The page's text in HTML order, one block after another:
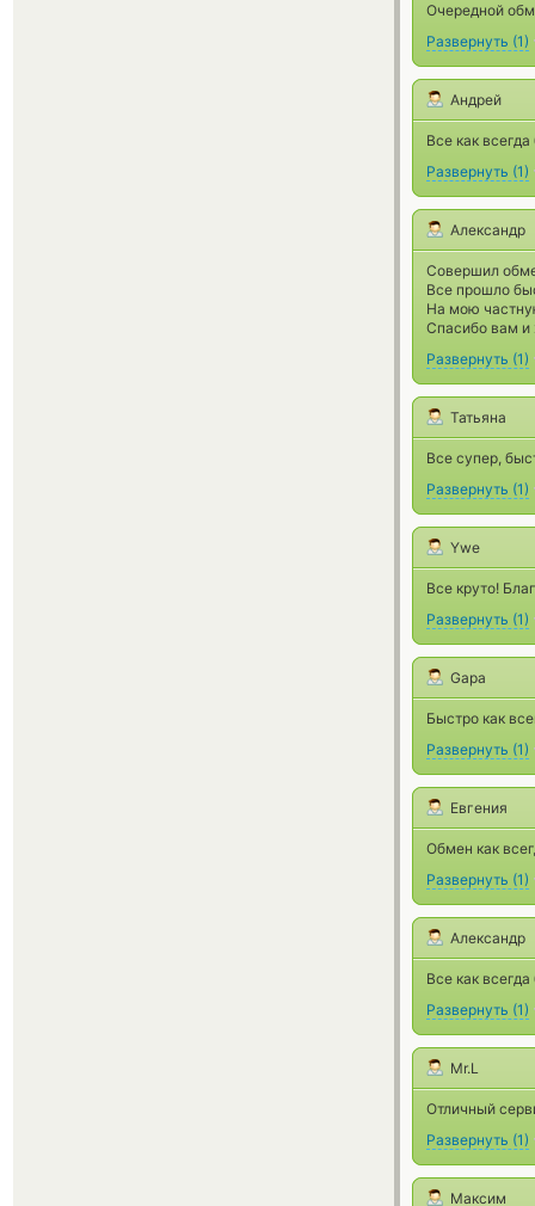
Очередной
Развернуть (1)
Андрей
Все как
Развернуть (1)
Александр
Совершил
Все прошло
На мою
Спасибо вам и
Развернуть (1)
Татьяна
Все супер,
Развернуть (1)
Ywe
Все круто!
Развернуть (1)
Gapa
Быстро как
Развернуть (1)
Евгения
Обмен как
Развернуть (1)
Александр
Все как
Развернуть (1)
Mr.L
Отличный
Развернуть (1)
Максим